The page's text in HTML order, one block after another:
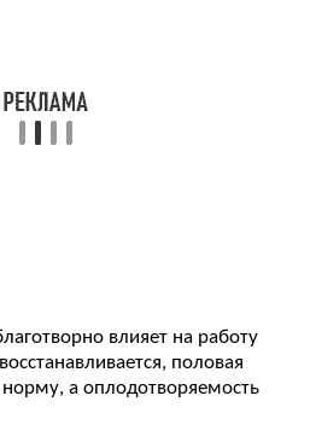
влияет на работу
половая
а оплодотворяемость